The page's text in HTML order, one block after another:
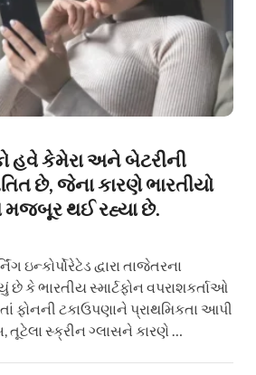
હવે કેમેરા અને બેટરીની
છે, જેના કારણે ભારતીયો
મજબૂર થઈ રહ્યા છે.
ઇન્કોર્પોરેટેડ દ્વારા તાજેતરના
છે કે ભારતીય સ્માર્ટફોન વપરાશકર્તાઓ
ફોનની ટકાઉપણાને પ્રાથમિકતા આપી
તૂટેલા સ્ક્રીન ગ્લાસને કારણે …